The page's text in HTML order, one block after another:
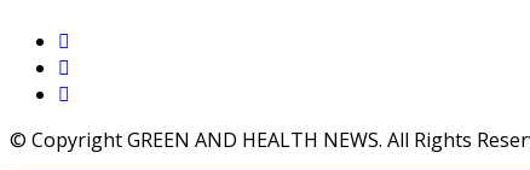
© Copyright GREEN AND HEALTH NEWS. All Rights